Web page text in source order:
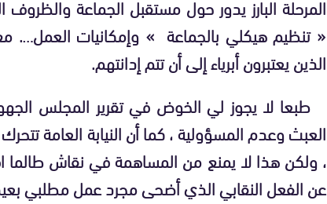
المرحلة البارز يدور حول مستقبل الجماعة
« تنظيم هيكلي بالجماعة » وإمكانيات العمل….
الذين يعتبرون أبرياء إلى أن تتم إدانتهم.
طبعا لا يجوز لي الخوض في تقرير المجلس
العبث وعدم المسؤولية ، كما أن النيابة العامة
، ولكن هذا لا يمنع من المساهمة في نقاش طالما
عن الفعل النقابي الذي أضحى مجرد عمل مطلبي